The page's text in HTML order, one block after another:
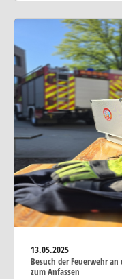
13.05.2025
Besuch der Feuerwehr
zum Anfassen